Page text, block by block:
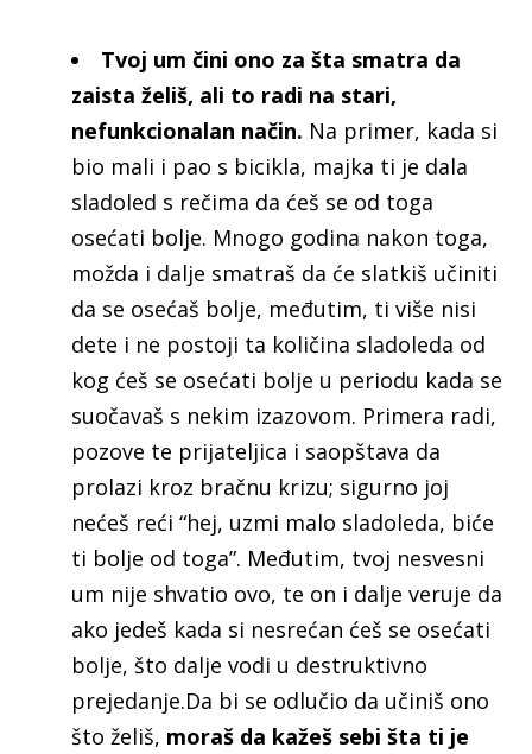
Tvoj um čini ono za šta smatra da
zaista želiš, ali to radi na stari,
nefunkcionalan način. Na primer, kada si
bio mali i pao s bicikla, majka ti je dala
sladoled s rečima da ćeš se od toga
osećati bolje. Mnogo godina nakon toga,
možda i dalje smatraš da će slatkiš učiniti
da se osećaš bolje, međutim, ti više nisi
dete i ne postoji ta količina sladoleda od
kog ćeš se osećati bolje u periodu kada se
suočavaš s nekim izazovom. Primera radi,
pozove te prijateljica i saopštava da
prolazi kroz bračnu krizu; sigurno joj
nećeš reći “hej, uzmi malo sladoleda, biće
ti bolje od toga”. Međutim, tvoj nesvesni
um nije shvatio ovo, te on i dalje veruje da
ako jedeš kada si nesrećan ćeš se osećati
bolje, što dalje vodi u destruktivno
prejedanje.Da bi se odlučio da učiniš ono
što želiš, moraš da kažeš sebi šta ti je